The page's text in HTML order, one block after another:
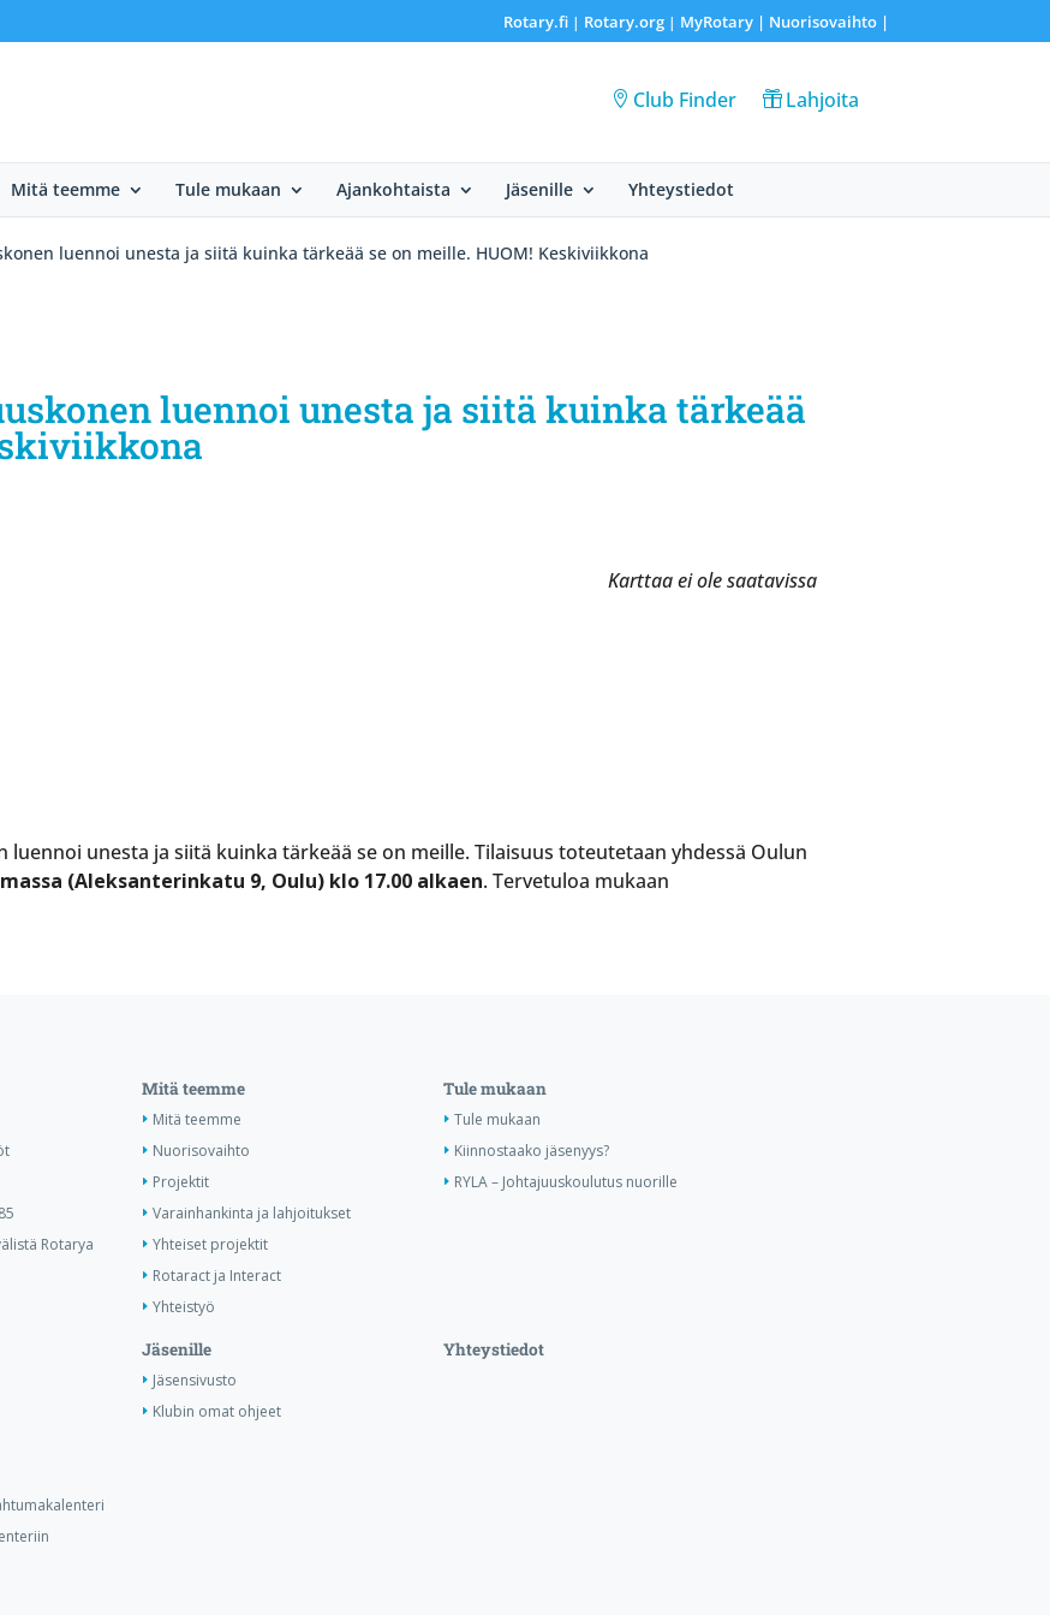
Rotary.fi| Rotary.org| MyRotary | Nuorisovaihto|
Club Finder Lahjoita
Mitä teemme Tule mukaan Ajankohtaista Jäsenille Yhteystiedot
luennoi unesta ja siitä kuinka tärkeää se on meille. HUOM! Keskiviikkona
luennoi unesta ja siitä kuinka tärkeää
Karttaa ei ole saatavissa
unesta ja siitä kuinka tärkeää se on meille. Tilaisuus toteutetaan yhdessä Oulun
(Aleksanterinkatu 9, Oulu) klo 17.00 alkaen. Tervetuloa mukaan
Rotarya
Mitä teemme
Mitä teemme
Nuorisovaihto
Projektit
Varainhankinta ja lahjoitukset
Yhteiset projektit
Rotaract ja Interact
Yhteistyö
Tule mukaan
Tule mukaan
Kiinnostaako jäsenyys?
RYLA – Johtajuuskoulutus nuorille
Jäsenille
Jäsensivusto
Klubin omat ohjeet
Yhteystiedot